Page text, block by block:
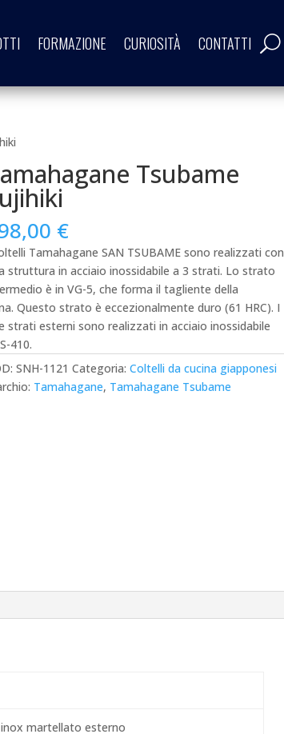
FORMAZIONE CURIOSITÀ CONTATTI
Tsubame
€
Tamahagane SAN TSUBAME sono realizzati con
struttura in acciaio inossidabile a 3 strati. Lo strato
è in VG-5, che forma il tagliente della
Questo strato è eccezionalmente duro (61 HRC). I
strati esterni sono realizzati in acciaio inossidabile
410.
SNH-1121 Categoria:Coltelli da cucina giapponesi
Tamahagane, Tamahagane Tsubame
martellato esterno